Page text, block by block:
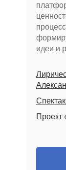
идеи и
Проект